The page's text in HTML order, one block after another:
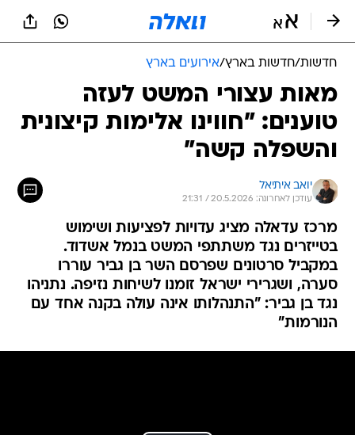
חדשות/חדשות בארץ/אירועים בארץ
מאות עצורי המשט לעזה
טוענים: "חווינו אלימות קיצונית
והשפלה קשה"
יואב איתיאל
עודכן לאחרונה: 20.5.2026 / 21:31
מרכז עדאלה מציג עדויות לפציעות ושימוש
בטייזרים נגד משתתפי המשט בנמל אשדוד.
במקביל סרטונים שפרסם השר בן גביר עוררו
סערה, ושגרירי ישראל זומנו לשיחות נזיפה. נתניהו
נגד בן גביר: "התנהלותו אינה עולה בקנה אחד עם
הנורמות"